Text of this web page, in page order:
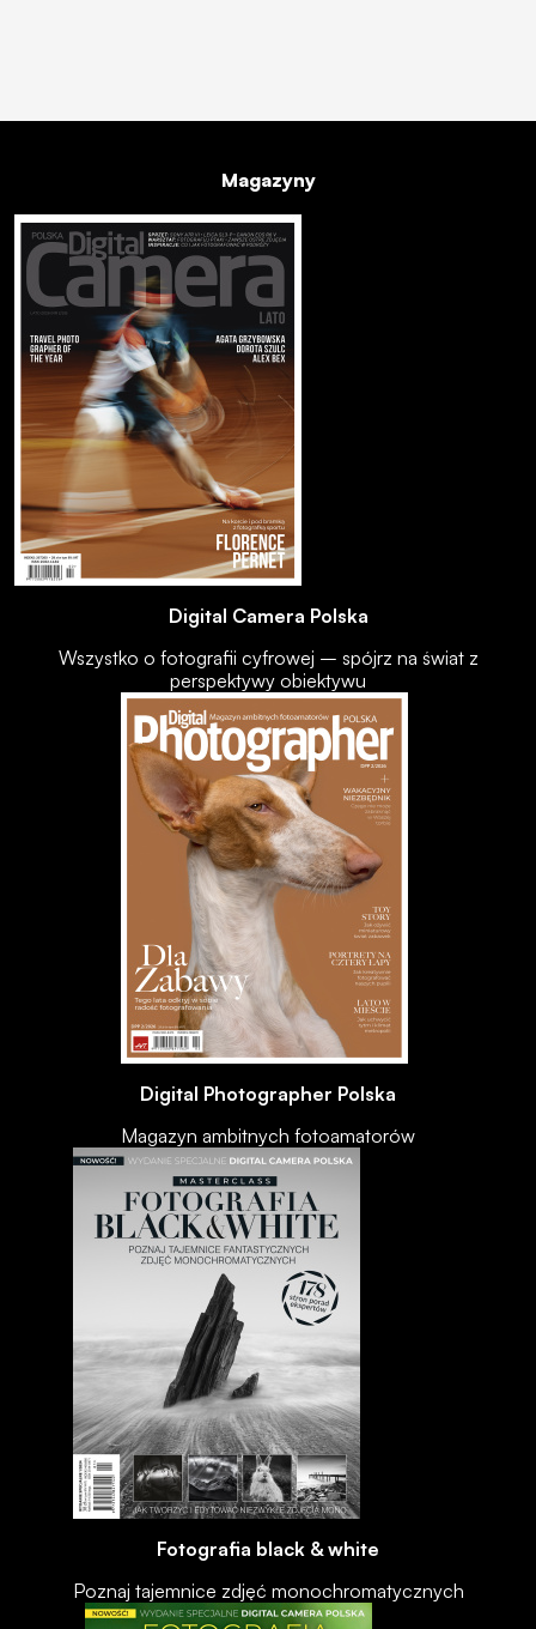
Magazyny
Digital Camera Polska
Wszystko o fotografii cyfrowej – spójrz na świat z
perspektywy obiektywu
Digital Photographer Polska
Magazyn ambitnych fotoamatorów
Fotografia black & white
Poznaj tajemnice zdjęć monochromatycznych